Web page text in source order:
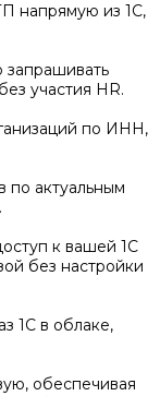
напрямую из 1С,
запрашивать
участия HR.
по ИНН,
по актуальным
к вашей 1С
без настройки
1С в облаке,
обеспечивая